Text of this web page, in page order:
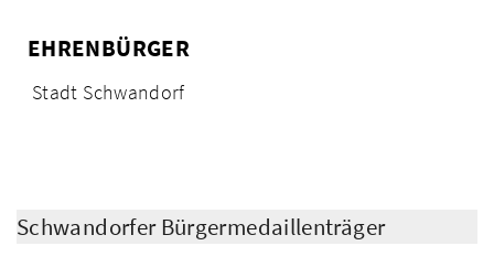
EHRENBÜRGER
Stadt Schwandorf
Schwandorfer Bürgermedaillenträger